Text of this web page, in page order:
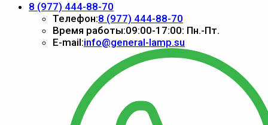
8 (977) 444-88-70
Телефон:8 (977) 444-88-70
Время работы:09:00-17:00: Пн.-Пт.
E-mail:info@general-lamp.su